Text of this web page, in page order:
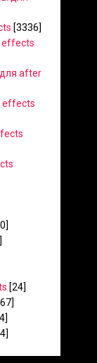
[3336]
effects
after
effects
[24]